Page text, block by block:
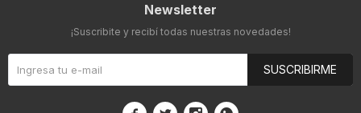
Newsletter
¡Suscribite y recibí todas nuestras novedades!
SUSCRIBIRME